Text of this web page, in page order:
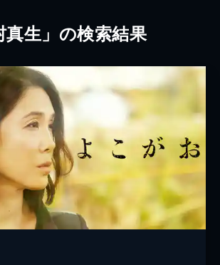
真生」の検索結果